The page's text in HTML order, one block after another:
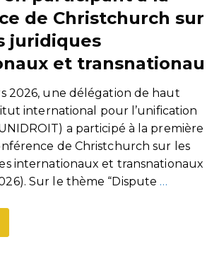
de Christchurch sur
juridiques
et transnationau
2026, une délégation de haut
international pour l’unification
a participé à la première
de Christchurch sur les
internationaux et transnationaux
Sur le thème “Dispute …